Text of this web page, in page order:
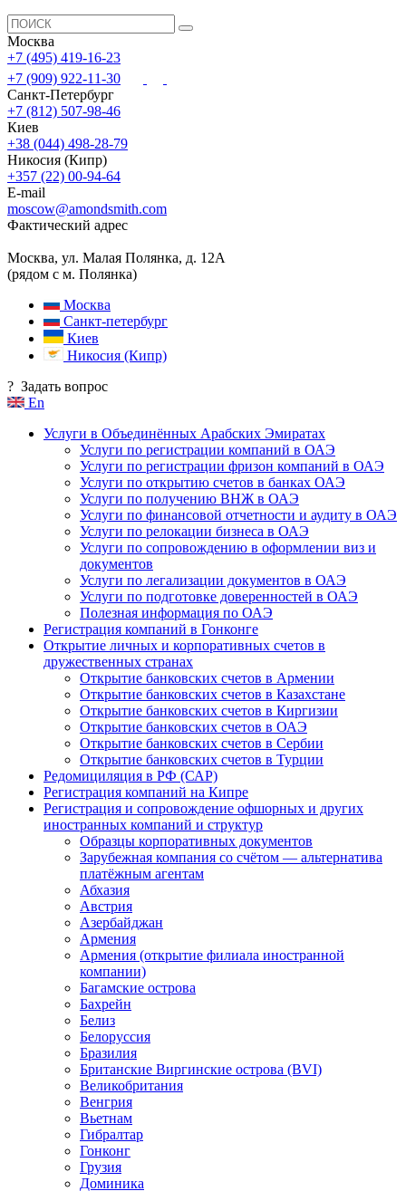
Москва
+7 (495) 419-16-23
+7 (909) 922-11-30
Санкт-Петербург
+7 (812) 507-98-46
Киев
+38 (044) 498-28-79
Никосия (Кипр)
+357 (22) 00-94-64
E-mail
moscow@amondsmith.com
Фактический адрес
Москва, ул. Малая Полянка, д. 12А
(рядом с м. Полянка)
Москва
Санкт-петербург
Киев
Никосия (Кипр)
? Задать вопрос
En
Услуги в Объединённых Арабских Эмиратах
Услуги по регистрации компаний в ОАЭ
Услуги по регистрации фризон компаний в ОАЭ
Услуги по открытию счетов в банках ОАЭ
Услуги по получению ВНЖ в ОАЭ
Услуги по финансовой отчетности и аудиту в ОАЭ
Услуги по релокации бизнеса в ОАЭ
Услуги по сопровождению в оформлении виз и
документов
Услуги по легализации документов в ОАЭ
Услуги по подготовке доверенностей в ОАЭ
Полезная информация по ОАЭ
Регистрация компаний в Гонконге
Открытие личных и корпоративных счетов в
дружественных странах
Открытие банковских счетов в Армении
Открытие банковских счетов в Казахстане
Открытие банковских счетов в Киргизии
Открытие банковских счетов в ОАЭ
Открытие банковских счетов в Сербии
Открытие банковских счетов в Турции
Редомициляция в РФ (САР)
Регистрация компаний на Кипре
Регистрация и сопровождение офшорных и других
иностранных компаний и структур
Образцы корпоративных документов
Зарубежная компания со счётом — альтернатива
платёжным агентам
Абхазия
Австрия
Азербайджан
Армения
Армения (открытие филиала иностранной
компании)
Багамские острова
Бахрейн
Белиз
Белоруссия
Бразилия
Британские Виргинские острова (BVI)
Великобритания
Венгрия
Вьетнам
Гибралтар
Гонконг
Грузия
Доминика